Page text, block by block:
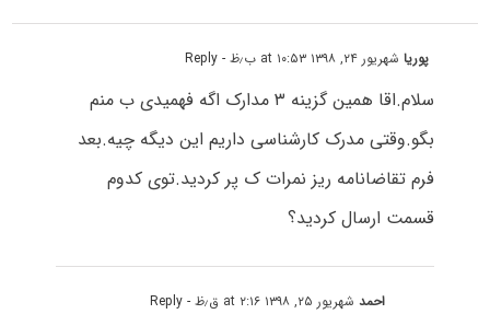
پوریاشهریور ۲۴, ۱۳۹۸ at ۱۰:۵۳ ب٫ظ - Reply
سلام.اقا همین گزینه ۳ مدارک اگه فهمیدی ب منم
بگو.وقتی مدرک کارشناسی داریم این دیگه چیه.بعد
فرم تقاضانامه ریز نمرات ک پر کردید.توی کدوم
قسمت ارسال کردید؟
احمدشهریور ۲۵, ۱۳۹۸ at ۲:۱۶ ق٫ظ - Reply